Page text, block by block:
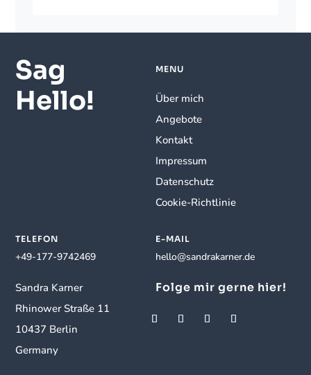
Sag
Hello!
MENU
Über mich
Angebote
Kontakt
Impressum
Datenschutz
Cookie-Richtlinie
TELEFON
+49-177-9742469
Sandra Karner
Rhinower Straße 11
10437 Berlin
Germany
E-MAIL
hello@sandrakarner.de
Folge mir gerne hier!